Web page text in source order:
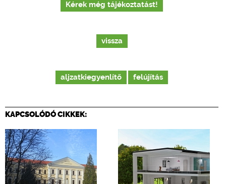
Kérek még tájékoztatást!
vissza
aljzatkiegyenlítő felújítás
KAPCSOLÓDÓ CIKKEK: